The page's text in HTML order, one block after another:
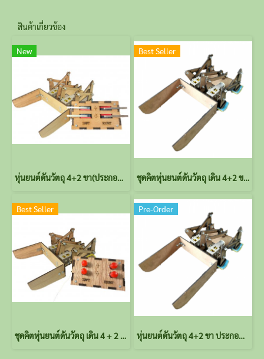
สินค้าเกี่ยวข้อง
New
หุ่นยนต์ดันวัตถุ 4+2 ขา(ประกอบสำเร็จ) Single Gearbox 4-Speed TAMIYA พร้อมรีโมต 2-CH
Best Seller
ชุดคิตหุ่นยนต์ดันวัตถุ เดิน 4+2 ขา ใช้ Single Gearbox 4-Speed TAMIYA (ไม่ประกอบ) ไม่รวมรีโมต
Best Seller
ชุดคิตหุ่นยนต์ดันวัตถุ เดิน 4 + 2 ขา ใช้Single Gearbox 4-Speed TAMIYA พร้อมรีโมต (ไม่ประกอบ)
Pre-Order
หุ่นยนต์ดันวัตถุ 4+2 ขา ประกอบสำเร็จ (ไม่รวมรีโมต) Single Gearbox 4-Speed TAMIYA